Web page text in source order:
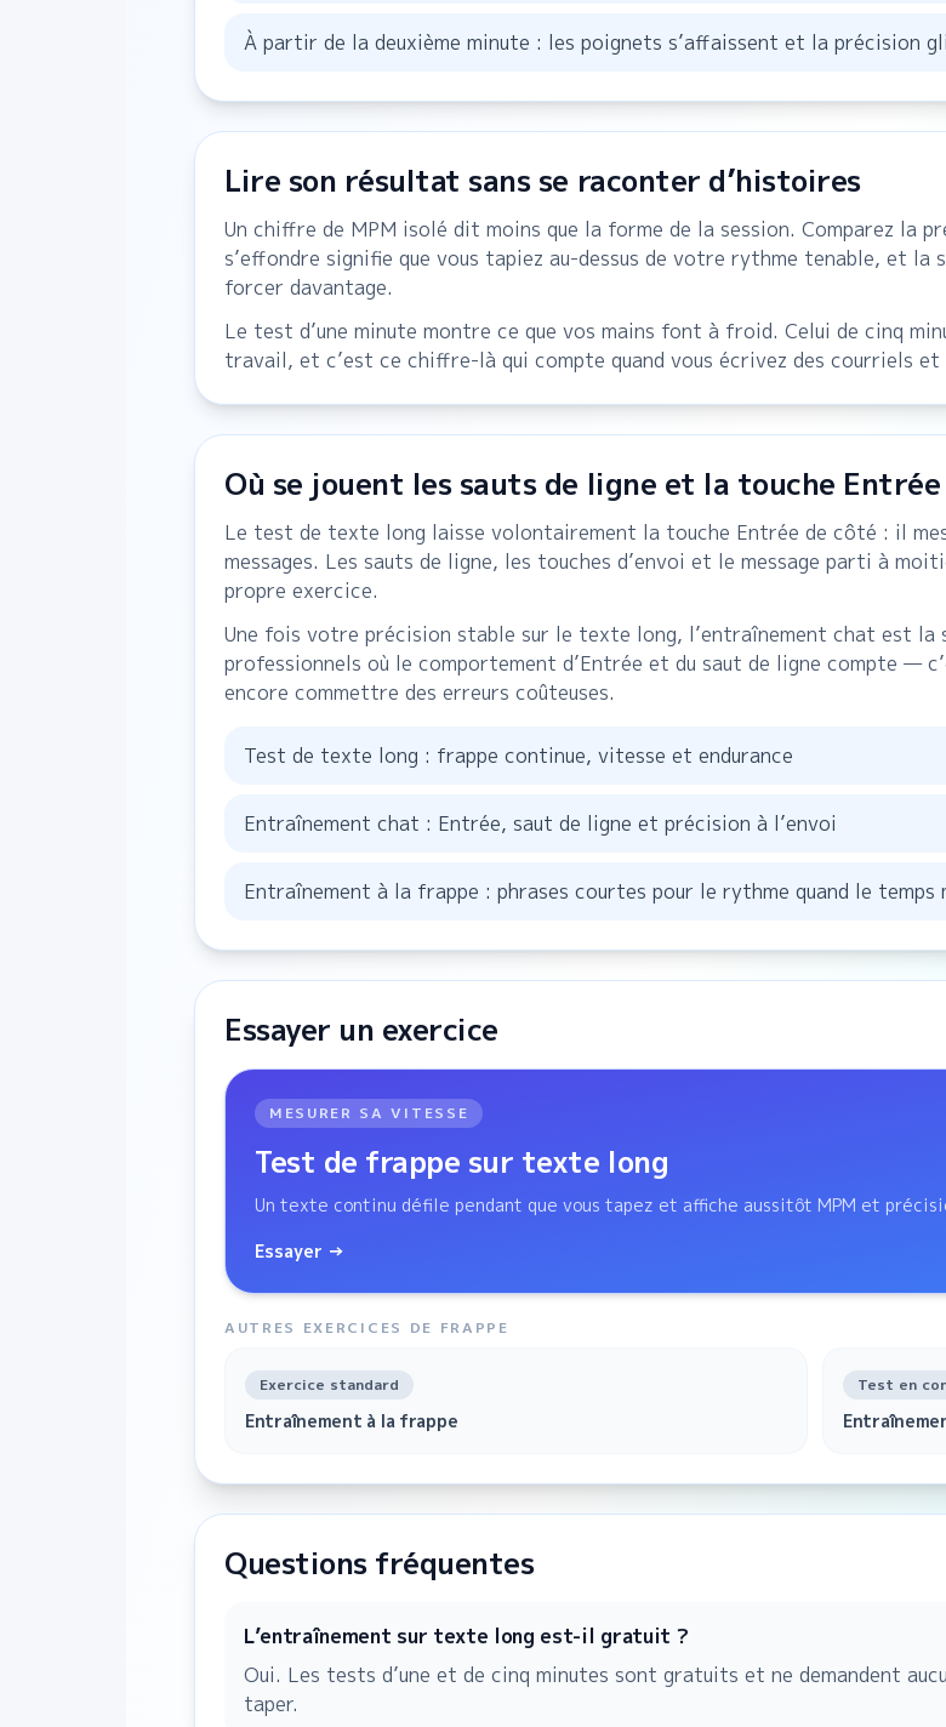
À partir de la deuxième minute : les poignets s’affaissent et la précision
Lire son résultat sans se raconter d’histoires
Un chiffre de MPM isolé dit moins que la forme de la session. Comparez la
s’effondre signifie que vous tapiez au-dessus de votre rythme tenable, et
forcer davantage.
Le test d’une minute montre ce que vos mains font à froid. Celui de cinq
travail, et c’est ce chiffre-là qui compte quand vous écrivez des courriels
Où se jouent les sauts de ligne et la touche Entrée
Le test de texte long laisse volontairement la touche Entrée de côté : il
messages. Les sauts de ligne, les touches d’envoi et le message parti à
propre exercice.
Une fois votre précision stable sur le texte long, l’entraînement chat est la
professionnels où le comportement d’Entrée et du saut de ligne compte —
encore commettre des erreurs coûteuses.
Test de texte long : frappe continue, vitesse et endurance
Entraînement chat : Entrée, saut de ligne et précision à l’envoi
Entraînement à la frappe : phrases courtes pour le rythme quand le temps
Essayer un exercice
MESURER SA VITESSE
Test de frappe sur texte long
Un texte continu défile pendant que vous tapez et affiche aussitôt MPM et
Essayer →
AUTRES EXERCICES DE FRAPPE
Exercice standard
Entraînement à la frappe
Test en
Questions fréquentes
L’entraînement sur texte long est-il gratuit ?
Oui. Les tests d’une et de cinq minutes sont gratuits et ne demandent
taper.